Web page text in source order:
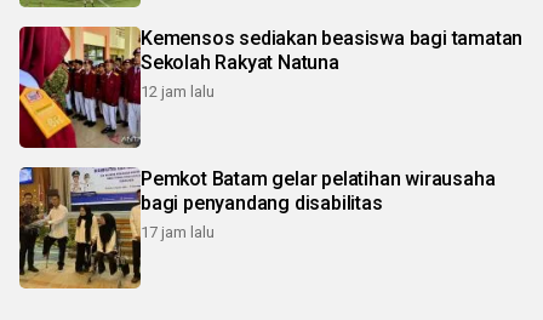
Kemensos sediakan beasiswa bagi tamatan
Sekolah Rakyat Natuna
12 jam lalu
Pemkot Batam gelar pelatihan wirausaha
bagi penyandang disabilitas
17 jam lalu